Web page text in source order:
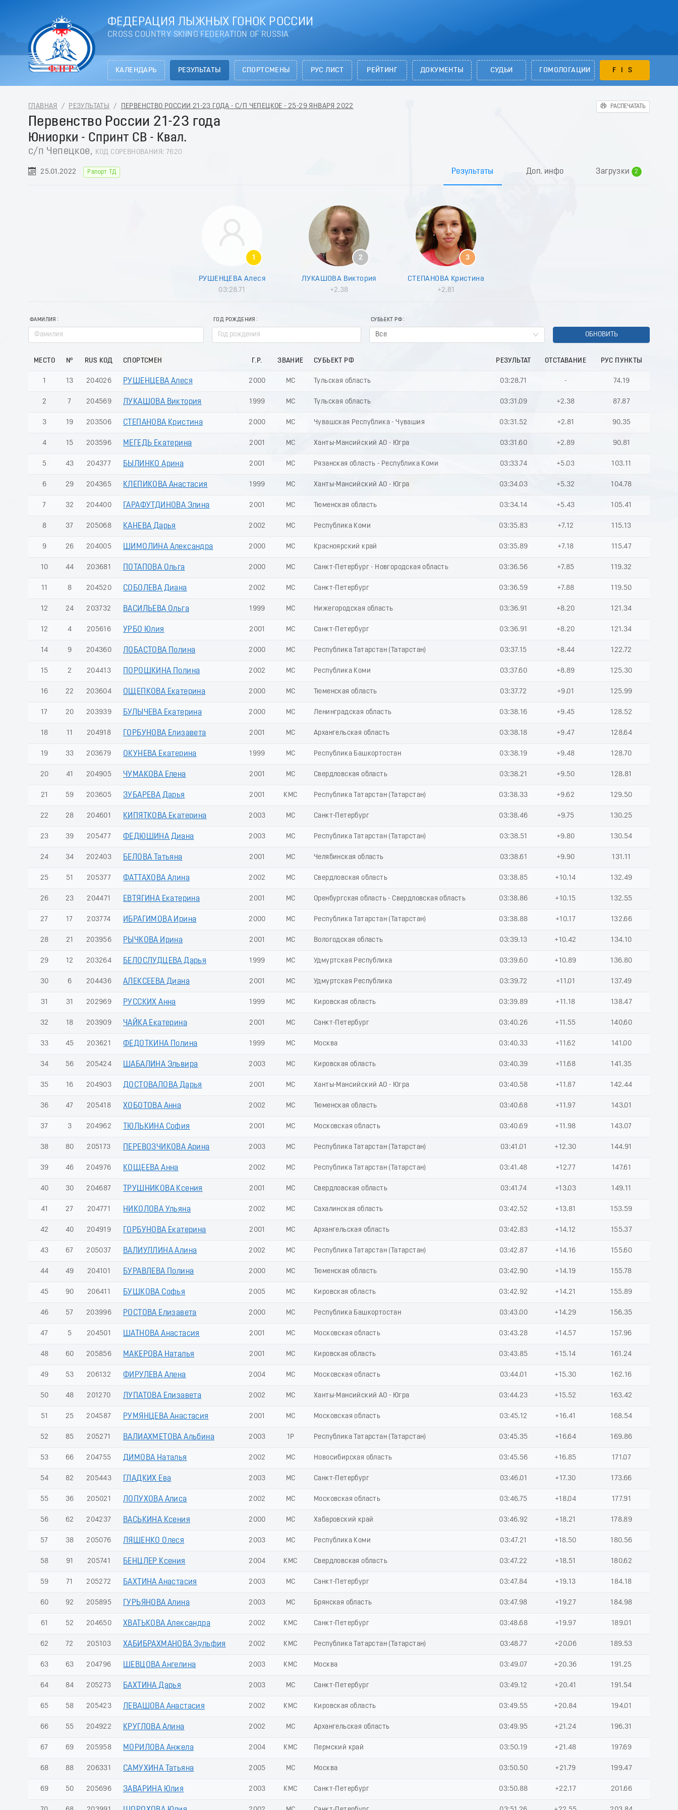
ФЕДЕРАЦИЯ ЛЫЖНЫХ ГОНОК РОССИИ
CROSS COUNTRY SKIING FEDERATION OF RUSSIA
КАЛЕНДАРЬ РЕЗУЛЬТАТЫ СПОРТСМЕНЫ РУС ЛИСТ РЕЙТИНГ ДОКУМЕНТЫ СУДЬИ ГОМОЛОГАЦИИ FIS
ГЛАВНАЯ / РЕЗУЛЬТАТЫ / ПЕРВЕНСТВО РОССИИ 21-23 ГОДА - С/П ЧЕПЕЦКОЕ - 25-29 ЯНВАРЯ 2022 РАСПЕЧАТАТЬ
Первенство России 21-23 года
Юниорки - Спринт СВ - Квал.
с/п Чепецкое, КОД СОРЕВНОВАНИЯ: 7620
25.01.2022 Рапорт ТД Результаты Доп. инфо Загрузки
2
9
1
1
РУШЕНЦЕВА Алеся
03:28.71
2
ЛУКАШОВА Виктория
+2.38
3
СТЕПАНОВА Кристина
+2.81
ФАМИЛИЯ ГОД РОЖДЕНИЯ СУБЬЕКТ РФ
Все ОБНОВИТЬ
МЕСТО № RUS КОД СПОРТСМЕН Г.Р. ЗВАНИЕ СУБЬЕКТ РФ РЕЗУЛЬТАТ ОТСТАВАНИЕ РУС ПУНКТЫ
1 13 204026 РУШЕНЦЕВА Алеся 2000 МС Тульская область 03:28.71 - 74.19
2 7 204569 ЛУКАШОВА Виктория 1999 МС Тульская область 03:31.09 +2.38 87.87
3 19 203506 СТЕПАНОВА Кристина 2000 МС Чувашская Республика - Чувашия 03:31.52 +2.81 90.35
4 15 203596 МЕГЕДЬ Екатерина 2001 МС Ханты-Мансийский АО - Югра 03:31.60 +2.89 90.81
5 43 204377 БЫЛИНКО Арина 2001 МС Рязанская область - Республика Коми 03:33.74 +5.03 103.11
6 29 204365 КЛЕПИКОВА Анастасия 1999 МС Ханты-Мансийский АО - Югра 03:34.03 +5.32 104.78
7 32 204400 ГАРАФУТДИНОВА Элина 2001 МС Тюменская область 03:34.14 +5.43 105.41
8 37 205068 КАНЕВА Дарья 2002 МС Республика Коми 03:35.83 +7.12 115.13
9 26 204005 ШИМОЛИНА Александра 2000 МС Красноярский край 03:35.89 +7.18 115.47
10 44 203681 ПОТАПОВА Ольга 2000 МС Санкт-Петербург - Новгородская область 03:36.56 +7.85 119.32
11 8 204520 СОБОЛЕВА Диана 2002 МС Санкт-Петербург 03:36.59 +7.88 119.50
12 24 203732 ВАСИЛЬЕВА Ольга 1999 МС Нижегородская область 03:36.91 +8.20 121.34
12 4 205616 УРБО Юлия 2001 МС Санкт-Петербург 03:36.91 +8.20 121.34
14 9 204360 ЛОБАСТОВА Полина 2000 МС Республика Татарстан (Татарстан) 03:37.15 +8.44 122.72
15 2 204413 ПОРОШКИНА Полина 2002 МС Республика Коми 03:37.60 +8.89 125.30
16 22 203604 ОЩЕПКОВА Екатерина 2000 МС Тюменская область 03:37.72 +9.01 125.99
17 20 203939 БУЛЫЧЕВА Екатерина 2000 МС Ленинградская область 03:38.16 +9.45 128.52
18 11 204918 ГОРБУНОВА Елизавета 2001 МС Архангельская область 03:38.18 +9.47 128.64
19 33 203679 ОКУНЕВА Екатерина 1999 МС Республика Башкортостан 03:38.19 +9.48 128.70
20 41 204905 ЧУМАКОВА Елена 2001 МС Свердловская область 03:38.21 +9.50 128.81
21 59 203605 ЗУБАРЕВА Дарья 2001 КМС Республика Татарстан (Татарстан) 03:38.33 +9.62 129.50
22 28 204601 КИПЯТКОВА Екатерина 2003 МС Санкт-Петербург 03:38.46 +9.75 130.25
23 39 205477 ФЕДЮШИНА Диана 2003 МС Республика Татарстан (Татарстан) 03:38.51 +9.80 130.54
24 34 202403 БЕЛОВА Татьяна 2001 МС Челябинская область 03:38.61 +9.90 131.11
25 51 205377 ФАТТАХОВА Алина 2002 МС Свердловская область 03:38.85 +10.14 132.49
26 23 204471 ЕВТЯГИНА Екатерина 2001 МС Оренбургская область - Свердловская область 03:38.86 +10.15 132.55
27 17 203774 ИБРАГИМОВА Ирина 2000 МС Республика Татарстан (Татарстан) 03:38.88 +10.17 132.66
28 21 203956 РЫЧКОВА Ирина 2001 МС Вологодская область 03:39.13 +10.42 134.10
29 12 203264 БЕЛОСЛУДЦЕВА Дарья 1999 МС Удмуртская Республика 03:39.60 +10.89 136.80
30 6 204436 АЛЕКСЕЕВА Диана 2001 МС Удмуртская Республика 03:39.72 +11.01 137.49
31 31 202969 РУССКИХ Анна 1999 МС Кировская область 03:39.89 +11.18 138.47
32 18 203909 ЧАЙКА Екатерина 2001 МС Санкт-Петербург 03:40.26 +11.55 140.60
33 45 203621 ФЕДОТКИНА Полина 1999 МС Москва 03:40.33 +11.62 141.00
34 56 205424 ШАБАЛИНА Эльвира 2003 МС Кировская область 03:40.39 +11.68 141.35
35 16 204903 ДОСТОВАЛОВА Дарья 2001 МС Ханты-Мансийский АО - Югра 03:40.58 +11.87 142.44
36 47 205418 ХОБОТОВА Анна 2002 МС Тюменская область 03:40.68 +11.97 143.01
37 3 204962 ТЮЛЬКИНА София 2001 МС Московская область 03:40.69 +11.98 143.07
38 80 205173 ПЕРЕВОЗЧИКОВА Арина 2003 МС Республика Татарстан (Татарстан) 03:41.01 +12.30 144.91
39 46 204976 КОЩЕЕВА Анна 2002 МС Республика Татарстан (Татарстан) 03:41.48 +12.77 147.61
40 30 204687 ТРУШНИКОВА Ксения 2001 МС Свердловская область 03:41.74 +13.03 149.11
41 27 204771 НИКОЛОВА Ульяна 2002 МС Сахалинская область 03:42.52 +13.81 153.59
42 40 204919 ГОРБУНОВА Екатерина 2001 МС Архангельская область 03:42.83 +14.12 155.37
43 67 205037 ВАЛИУЛЛИНА Алина 2002 МС Республика Татарстан (Татарстан) 03:42.87 +14.16 155.60
44 49 204101 БУРАВЛЕВА Полина 2000 МС Тюменская область 03:42.90 +14.19 155.78
45 90 206411 БУШКОВА Софья 2005 МС Кировская область 03:42.92 +14.21 155.89
46 57 203996 РОСТОВА Елизавета 2000 МС Республика Башкортостан 03:43.00 +14.29 156.35
47 5 204501 ШАТНОВА Анастасия 2001 МС Московская область 03:43.28 +14.57 157.96
48 60 205856 МАКЕРОВА Наталья 2001 МС Кировская область 03:43.85 +15.14 161.24
49 53 206132 ФИРУЛЕВА Алена 2004 МС Московская область 03:44.01 +15.30 162.16
50 48 201270 ЛУПАТОВА Елизавета 2002 МС Ханты-Мансийский АО - Югра 03:44.23 +15.52 163.42
51 25 204587 РУМЯНЦЕВА Анастасия 2001 МС Московская область 03:45.12 +16.41 168.54
52 85 205271 ВАЛИАХМЕТОВА Альбина 2003 1Р Республика Татарстан (Татарстан) 03:45.35 +16.64 169.86
53 66 204755 ДИМОВА Наталья 2002 МС Новосибирская область 03:45.56 +16.85 171.07
54 82 205443 ГЛАДКИХ Ева 2003 МС Санкт-Петербург 03:46.01 +17.30 173.66
55 36 205021 ЛОПУХОВА Алиса 2002 МС Московская область 03:46.75 +18.04 177.91
56 62 204237 ВАСЬКИНА Ксения 2000 МС Хабаровский край 03:46.92 +18.21 178.89
57 38 205076 ЛЯШЕНКО Олеся 2003 МС Республика Коми 03:47.21 +18.50 180.56
58 91 205741 БЕНЦЛЕР Ксения 2004 КМС Свердловская область 03:47.22 +18.51 180.62
59 71 205272 БАХТИНА Анастасия 2003 МС Санкт-Петербург 03:47.84 +19.13 184.18
60 92 205895 ГУРЬЯНОВА Алина 2003 МС Брянская область 03:47.98 +19.27 184.98
61 52 204650 ХВАТЬКОВА Александра 2002 КМС Санкт-Петербург 03:48.68 +19.97 189.01
62 72 205103 ХАБИБРАХМАНОВА Зульфия 2002 КМС Республика Татарстан (Татарстан) 03:48.77 +20.06 189.53
63 63 204796 ШЕВЦОВА Ангелина 2003 КМС Москва 03:49.07 +20.36 191.25
64 84 205273 БАХТИНА Дарья 2003 МС Санкт-Петербург 03:49.12 +20.41 191.54
65 58 205423 ЛЕВАШОВА Анастасия 2002 КМС Кировская область 03:49.55 +20.84 194.01
66 55 204922 КРУГЛОВА Алина 2002 МС Архангельская область 03:49.95 +21.24 196.31
67 69 205958 МОРИЛОВА Анжела 2004 КМС Пермский край 03:50.19 +21.48 197.69
68 88 206331 САМУХИНА Татьяна 2005 МС Москва 03:50.50 +21.79 199.47
69 50 205696 ЗАВАРИНА Юлия 2003 КМС Санкт-Петербург 03:50.88 +22.17 201.66